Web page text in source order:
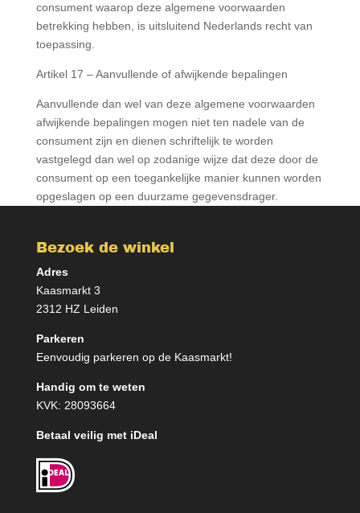
consument waarop deze algemene voorwaarden
betrekking hebben, is uitsluitend Nederlands recht van
toepassing.
Artikel 17 – Aanvullende of afwijkende bepalingen
Aanvullende dan wel van deze algemene voorwaarden
afwijkende bepalingen mogen niet ten nadele van de
consument zijn en dienen schriftelijk te worden
vastgelegd dan wel op zodanige wijze dat deze door de
consument op een toegankelijke manier kunnen worden
opgeslagen op een duurzame gegevensdrager.
Bezoek de winkel
Adres
Kaasmarkt 3
2312 HZ Leiden
Parkeren
Eenvoudig parkeren op de Kaasmarkt!
Handig om te weten
KVK: 28093664
Betaal veilig met iDeal